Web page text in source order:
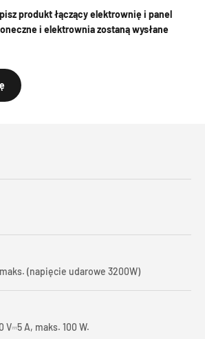
produkt łączący elektrownię i panel
i elektrownia zostaną wysłane
(napięcie udarowe 3200W)
V⎓5 A, maks. 100 W.